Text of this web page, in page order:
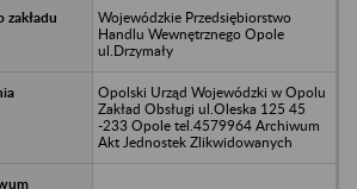
Wojewódzkie Przedsiębiorstwo
Handlu Wewnętrznego Opole
ul.Drzymały
Opolski Urząd Wojewódzki w Opolu
Zakład Obsługi ul.Oleska 125 45
-233 Opole tel.4579964 Archiwum
Akt Jednostek Zlikwidowanych